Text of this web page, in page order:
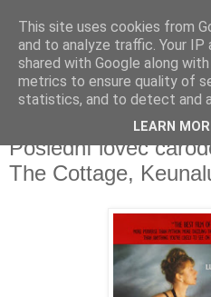
Deník
středa 6. dubna 2016
Kuchař, zloděj, jeho
Poslední lovec
The Cottage,
This site uses cookies from
and to analyze traffic. Your IP
shared with Google along
metrics to ensure quality of
statistics, and to detect and
LEARN